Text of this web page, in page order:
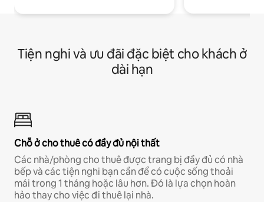
Tiện nghi và ưu đãi đặc biệt cho khách ở
dài hạn
Chỗ ở cho thuê có đầy đủ nội thất
Các nhà/phòng cho thuê được trang bị đầy đủ có nhà
bếp và các tiện nghi bạn cần để có cuộc sống thoải
mái trong 1 tháng hoặc lâu hơn. Đó là lựa chọn hoàn
hảo thay cho việc đi thuê lại nhà.